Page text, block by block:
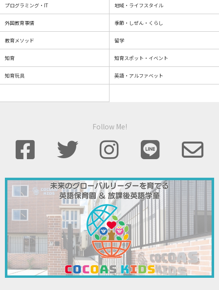
プログラミング・IT 地域・ライフスタイル
外国教育事情 季節・しぜん・くらし
教育メソッド 留学
知育 知育スポット・イベント
知育玩具 英語・アルファベット
Follow Me!